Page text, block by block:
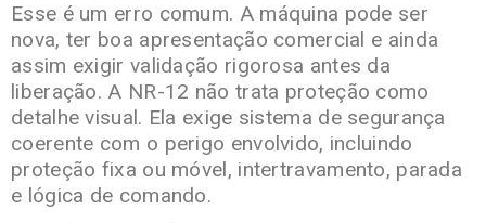
Esse é um erro comum. A máquina pode ser
nova, ter boa apresentação comercial e ainda
assim exigir validação rigorosa antes da
liberação. A NR-12 não trata proteção como
detalhe visual. Ela exige sistema de segurança
coerente com o perigo envolvido, incluindo
proteção fixa ou móvel, intertravamento, parada
e lógica de comando.